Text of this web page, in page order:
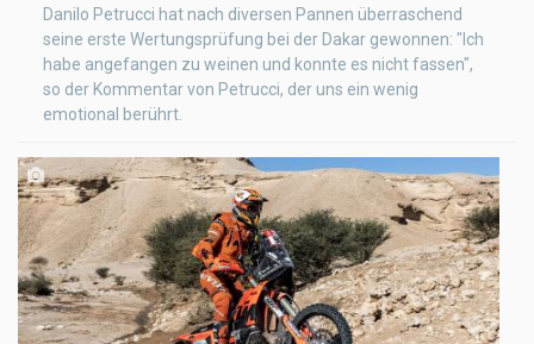
Danilo Petrucci hat nach diversen Pannen überraschend
seine erste Wertungsprüfung bei der Dakar gewonnen: "Ich
habe angefangen zu weinen und konnte es nicht fassen",
so der Kommentar von Petrucci, der uns ein wenig
emotional berührt.